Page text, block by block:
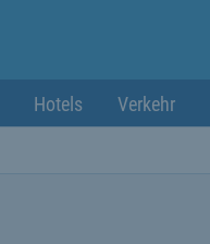
Hotels Verkehr